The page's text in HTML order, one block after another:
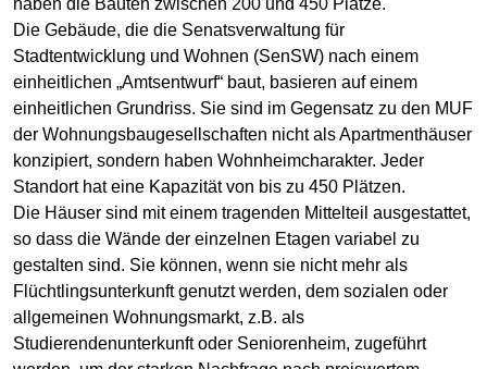
Die Gebäude, die die Senatsverwaltung für
Stadtentwicklung und Wohnen (SenSW) nach einem
einheitlichen „Amtsentwurf“ baut, basieren auf einem
einheitlichen Grundriss. Sie sind im Gegensatz zu den MUF
der Wohnungsbaugesellschaften nicht als Apartmenthäuser
konzipiert, sondern haben Wohnheimcharakter. Jeder
Standort hat eine Kapazität von bis zu 450 Plätzen.
Die Häuser sind mit einem tragenden Mittelteil ausgestattet,
so dass die Wände der einzelnen Etagen variabel zu
gestalten sind. Sie können, wenn sie nicht mehr als
Flüchtlingsunterkunft genutzt werden, dem sozialen oder
allgemeinen Wohnungsmarkt, z.B. als
Studierendenunterkunft oder Seniorenheim, zugeführt